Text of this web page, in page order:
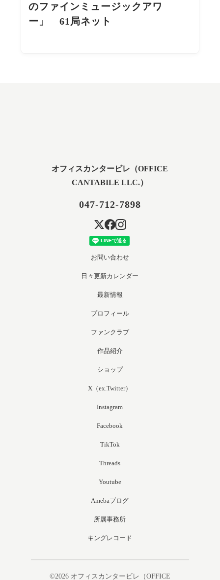
のファインミュージックアワ
ー」 61局ネット
オフィスカンタービレ（OFFICE
CANTABILE LLC.）
047-712-7898
お問い合わせ
日々更新カレンダー
最新情報
プロフィール
ファンクラブ
作品紹介
ショップ
X（ex.Twitter）
Instagram
Facebook
TikTok
Threads
Youtube
Amebaブログ
所属事務所
キングレコード
©2026 オフィスカンタービレ（OFFICE